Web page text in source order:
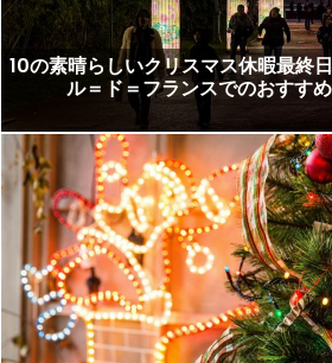
10の素晴らしいクリスマス休暇最終
ル＝ド＝フランスでのおすす